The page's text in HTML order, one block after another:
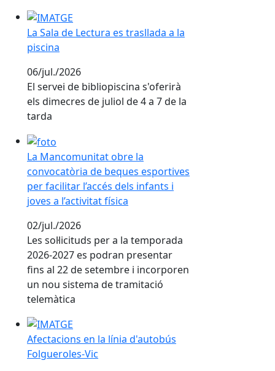
La Sala de Lectura es trasllada a la piscina
La Sala de Lectura es trasllada a la
piscina
06/jul./2026
El servei de bibliopiscina s'oferirà
els dimecres de juliol de 4 a 7 de la
tarda
La Mancomunitat obre la convocatòria de beques
La Mancomunitat obre la
convocatòria de beques esportives
per facilitar l’accés dels infants i
joves a l’activitat física
02/jul./2026
Les sol·licituds per a la temporada
2026-2027 es podran presentar
fins al 22 de setembre i incorporen
un nou sistema de tramitació
telemàtica
Afectacions en la línia d'autobús Folgueroles-Vic
Afectacions en la línia d'autobús
Folgueroles-Vic